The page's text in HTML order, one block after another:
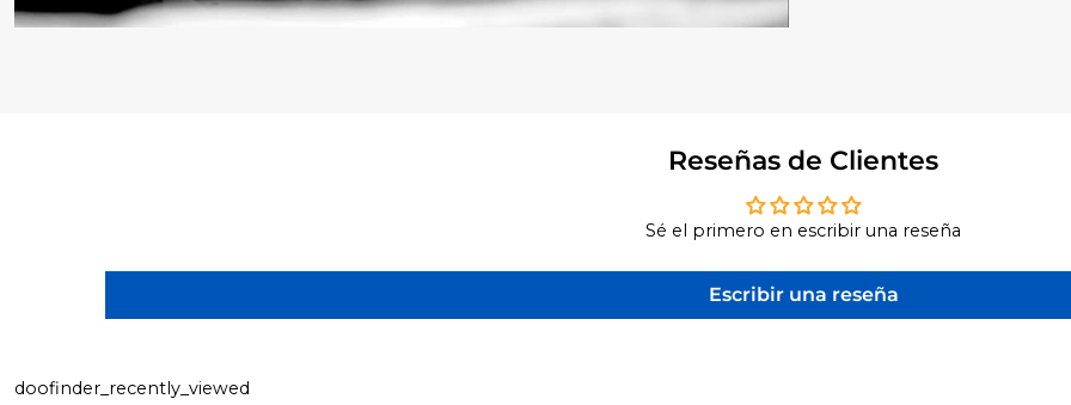
Reseñas de Clientes
Sé el primero en escribir una reseña
Escribir una reseña
doofinder_recently_viewed